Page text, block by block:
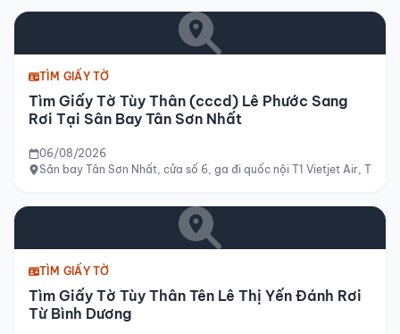
TÌM GIẤY TỜ
Tìm Giấy Tờ Tùy Thân (cccd) Lê Phước Sang
Rơi Tại Sân Bay Tân Sơn Nhất
06/08/2026
Sân bay Tân Sơn Nhất, cửa số 6, ga đi quốc nội T1 Vietjet Air, TP
TÌM GIẤY TỜ
Tìm Giấy Tờ Tùy Thân Tên Lê Thị Yến Đánh Rơi
Từ Bình Dương